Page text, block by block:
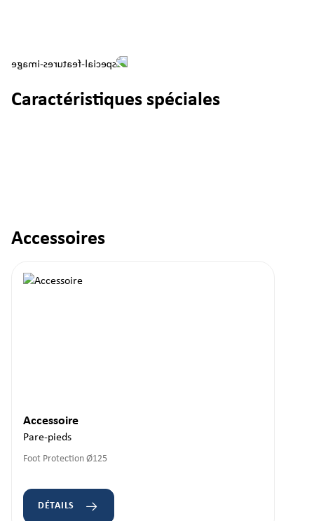
Caractéristiques spéciales
Ignorer la galerie de produits
Accessoires
Accessoire
Pare-pieds
Foot Protection Ø125
DÉTAILS